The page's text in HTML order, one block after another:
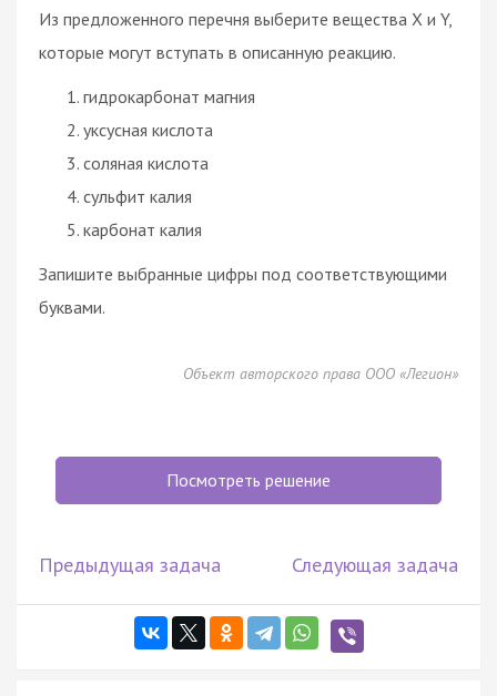
Из предложенного перечня выберите вещества X и Y,
которые могут вступать в описанную реакцию.
гидрокарбонат магния
уксусная кислота
соляная кислота
сульфит калия
карбонат калия
Запишите выбранные цифры под соответствующими
буквами.
Объект авторского права ООО «Легион»
Посмотреть решение
Предыдущая задача Следующая задача